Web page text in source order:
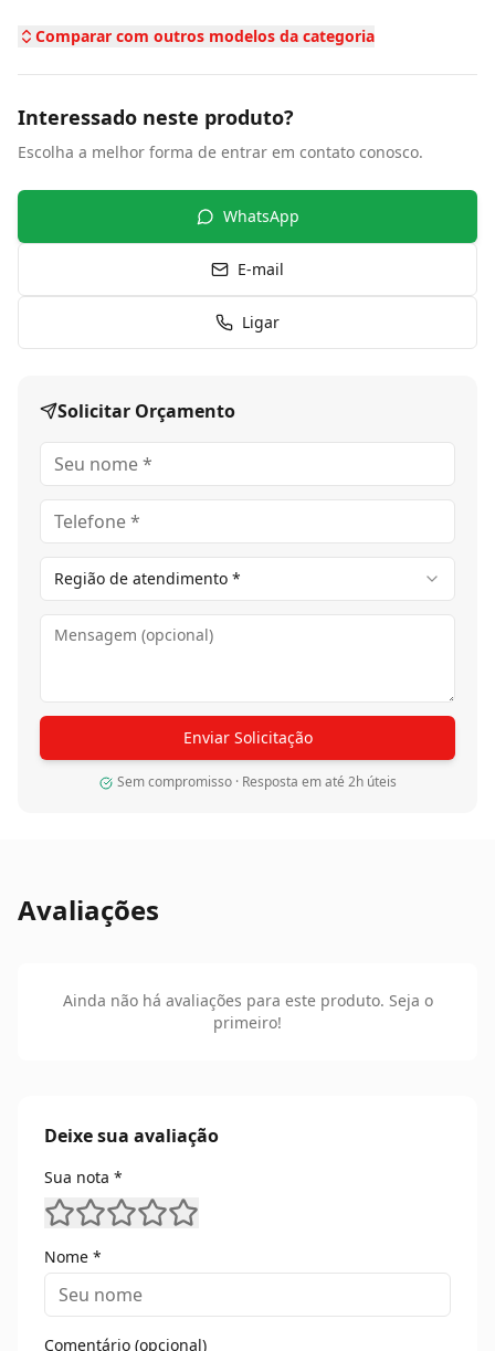
Comparar com outros modelos da categoria
Interessado neste produto?
Escolha a melhor forma de entrar em contato conosco.
WhatsApp
E-mail
Ligar
Solicitar Orçamento
Região de atendimento *
Enviar Solicitação
Sem compromisso · Resposta em até 2h úteis
Avaliações
Ainda não há avaliações para este produto. Seja o
primeiro!
Deixe sua avaliação
Sua nota *
Nome *
Comentário (opcional)